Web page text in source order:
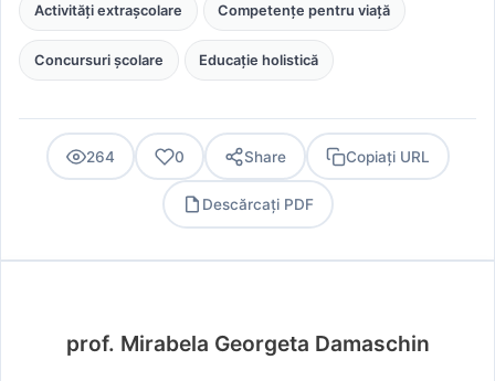
Activități extrașcolare Competențe pentru viață
Concursuri școlare Educație holistică
264 0 Share Copiați URL
Descărcați PDF
prof. Mirabela Georgeta Damaschin